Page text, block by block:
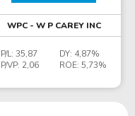
WPC - W P CAREY INC
P/L: 35,87
P/VP: 2,06
DY: 4,87%
ROE: 5,73%